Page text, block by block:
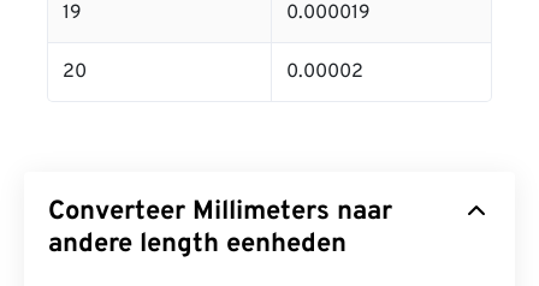
19 0.000019
20 0.00002
Converteer Millimeters naar
andere length eenheden